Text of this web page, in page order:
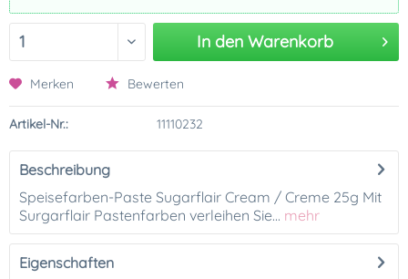
In den Warenkorb
Merken Bewerten
Artikel-Nr.: 11110232
Beschreibung
Speisefarben-Paste Sugarflair Cream / Creme 25g Mit
Surgarflair Pastenfarben verleihen Sie... mehr
Eigenschaften